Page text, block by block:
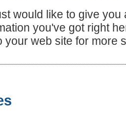
would like to give
you've got right
your web site for more